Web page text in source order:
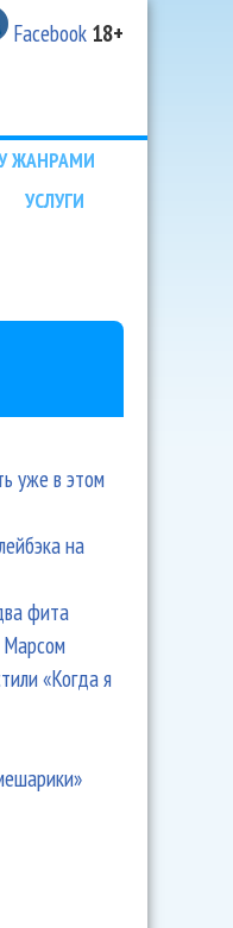
Facebook 18+
ЖАНРАМИ
УСЛУГИ
уже в этом
на
фита
Марсом
«Когда я